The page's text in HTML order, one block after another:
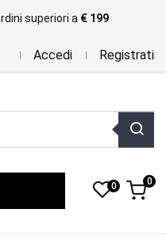
superiori a € 199
Accedi Registrati
0 0